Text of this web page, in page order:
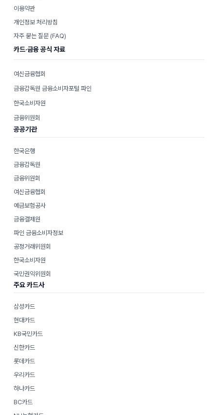
이용약관
개인정보 처리방침
자주 묻는 질문 (FAQ)
카드·금융 공식 자료
여신금융협회
금융감독원 금융소비자포털 파인
한국소비자원
금융위원회
공공기관
한국은행
금융감독원
금융위원회
여신금융협회
예금보험공사
금융결제원
파인 금융소비자정보
공정거래위원회
한국소비자원
국민권익위원회
주요 카드사
삼성카드
현대카드
KB국민카드
신한카드
롯데카드
우리카드
하나카드
BC카드